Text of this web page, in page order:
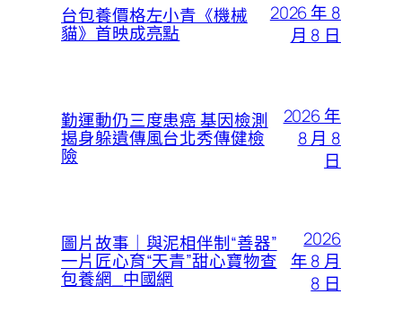
台包養價格左小青《機械
貓》首映成亮點
2026 年 8
月 8 日
勤運動仍三度患癌 基因檢測
揭身躲遺傳風台北秀傳健檢
險
2026 年
8 月 8
日
圖片故事｜與泥相伴制“善器”
一片匠心育“天青”甜心寶物查
包養網_中國網
2026
年 8 月
8 日